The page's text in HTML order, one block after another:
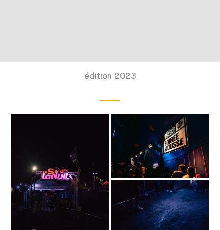
édition 2023